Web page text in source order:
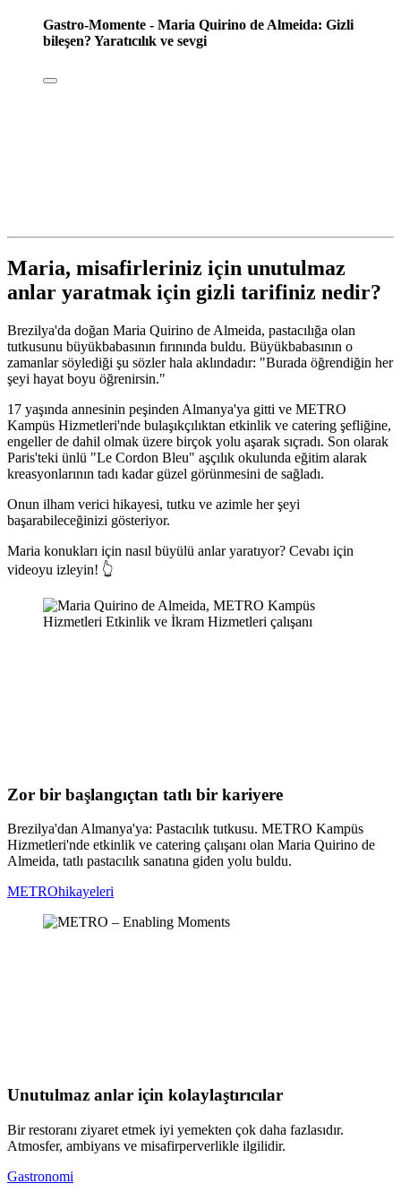
Gastro-Momente - Maria Quirino de Almeida: Gizli
bileşen? Yaratıcılık ve sevgi
Maria, misafirleriniz için unutulmaz
anlar yaratmak için gizli tarifiniz nedir?
Brezilya'da doğan Maria Quirino de Almeida, pastacılığa olan
tutkusunu büyükbabasının fırınında buldu. Büyükbabasının o
zamanlar söylediği şu sözler hala aklındadır: "Burada öğrendiğin her
şeyi hayat boyu öğrenirsin."
17 yaşında annesinin peşinden Almanya'ya gitti ve METRO
Kampüs Hizmetleri'nde bulaşıkçılıktan etkinlik ve catering şefliğine,
engeller de dahil olmak üzere birçok yolu aşarak sıçradı. Son olarak
Paris'teki ünlü "Le Cordon Bleu" aşçılık okulunda eğitim alarak
kreasyonlarının tadı kadar güzel görünmesini de sağladı.
Onun ilham verici hikayesi, tutku ve azimle her şeyi
başarabileceğinizi gösteriyor.
Maria konukları için nasıl büyülü anlar yaratıyor? Cevabı için
videoyu izleyin! 👆
Zor bir başlangıçtan tatlı bir kariyere
Brezilya'dan Almanya'ya: Pastacılık tutkusu. METRO Kampüs
Hizmetleri'nde etkinlik ve catering çalışanı olan Maria Quirino de
Almeida, tatlı pastacılık sanatına giden yolu buldu.
METROhikayeleri
Unutulmaz anlar için kolaylaştırıcılar
Bir restoranı ziyaret etmek iyi yemekten çok daha fazlasıdır.
Atmosfer, ambiyans ve misafirperverlikle ilgilidir.
Gastronomi